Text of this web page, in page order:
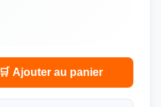
🛒 Ajouter au panier